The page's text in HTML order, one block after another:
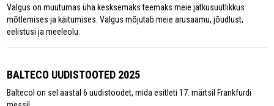
Valgus on muutumas üha kesksemaks teemaks meie jätkusuutlikkus
mõtlemises ja käitumises. Valgus mõjutab meie arusaamu, jõudlust,
eelistusi ja meeleolu.
BALTECO UUDISTOOTED 2025
Baltecol on sel aastal 6 uudistoodet, mida esitleti 17. märtsil Frankfurdi